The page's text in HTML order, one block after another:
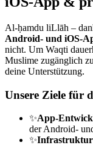
Al-ḥamdu liLlāh –
Android- und iOS-
nicht. Um Waqti
Muslime zugänglich
deine Unterstützung.
Unsere Ziele für
✨App-
der Android-
✨